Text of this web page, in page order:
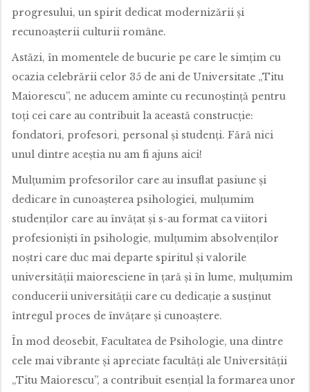
progresului, un spirit dedicat modernizării și
recunoașterii culturii române.
Astăzi, în momentele de bucurie pe care le simțim cu
ocazia celebrării celor 35 de ani de Universitate „Titu
Maiorescu”, ne aducem aminte cu recunoștință pentru
toți cei care au contribuit la această construcție:
fondatori, profesori, personal și studenți. Fără nici
unul dintre aceștia nu am fi ajuns aici!
Mulțumim profesorilor care au insuflat pasiune și
dedicare în cunoașterea psihologiei, mulțumim
studenților care au învățat și s-au format ca viitori
profesioniști în psihologie, mulțumim absolvenților
noștri care duc mai departe spiritul și valorile
universității maioresciene în țară și în lume, mulțumim
conducerii universității care cu dedicație a susținut
întregul proces de învățare și cunoaștere.
În mod deosebit, Facultatea de Psihologie, una dintre
cele mai vibrante și apreciate facultăți ale Universității
„Titu Maiorescu”, a contribuit esențial la formarea unor